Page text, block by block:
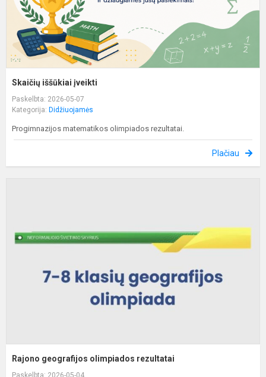
Skaičių iššūkiai įveikti
Paskelbta: 2026-05-07
Kategorija: Didžiuojamės
Progimnazijos matematikos olimpiados rezultatai.
Plačiau
Rajono geografijos olimpiados rezultatai
Paskelbta: 2026-05-04